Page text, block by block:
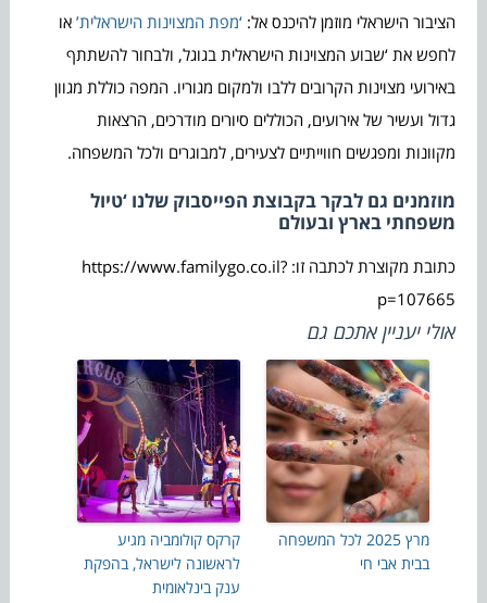
הציבור הישראלי מוזמן להיכנס אל:‘מפת המצוינות הישראלית’ או
לחפש את ‘שבוע המצוינות הישראלית בגוגל, ולבחור להשתתף
באירועי מצוינות הקרובים ללבו ולמקום מגוריו. המפה כוללת מגוון
גדול ועשיר של אירועים, הכוללים סיורים מודרכים, הרצאות
מקוונות ומפגשים חווייתיים לצעירים, למבוגרים ולכל המשפחה.
מוזמנים גם לבקר בקבוצת הפייסבוק שלנו ‘טיול
משפחתי בארץ ובעולם
כתובת מקוצרת לכתבה זו: https://www.familygo.co.il?
p=107665
אולי יעניין אתכם גם
מרץ 2025 לכל המשפחה
בבית אבי חי
קרקס קולומביה מגיע
לראשונה לישראל, בהפקת
ענק בינלאומית